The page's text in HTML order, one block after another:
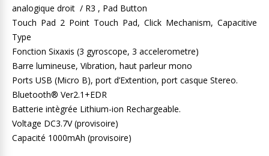
analogique droit / R3 , Pad Button
Touch Pad 2 Point Touch Pad, Click Mechanism, Capacitive
Type
Fonction Sixaxis (3 gyroscope, 3 accelerometre)
Barre lumineuse, Vibration, haut parleur mono
Ports USB (Micro B), port d’Extention, port casque Stereo.
Bluetooth® Ver2.1+EDR
Batterie intègrée Lithium-ion Rechargeable.
Voltage DC3.7V (provisoire)
Capacité 1000mAh (provisoire)